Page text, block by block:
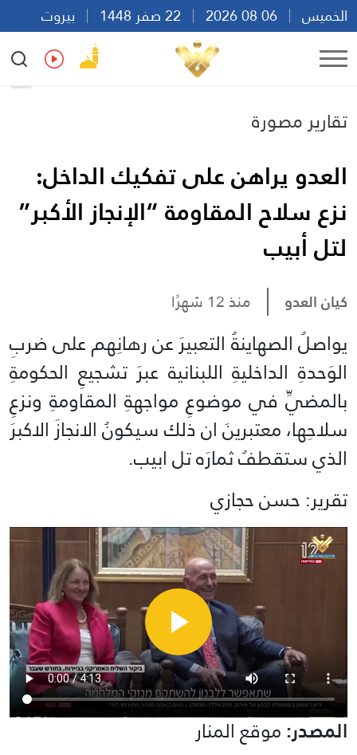
الخميس
بيروت
20:20
Ar
تقارير مصورة
العدو يراهن على تفكيك الداخل:
نزع سلاح المقاومة “الإنجاز الأكبر”
لتل أبيب
كيان العدو منذ 12 شهرًا
يواصلُ الصهاينةُ التعبيرَ عن رهانِهم على ضربِ
الوَحدةِ الداخليةِ اللبنانية عبرَ تشجيعِ الحكومةِ
بالمضيِّ في موضوعِ مواجهةِ المقاومةِ ونزعِ
سلاحِها، معتبرينَ ان ذلك سيكونُ الانجازَ الاكبرَ
الذي ستقطفُ ثمارَه تل ابيب.
تقرير: حسن حجازي
المصدر:موقع المنار